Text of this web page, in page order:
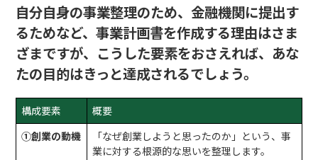
自分自身の事業整理のため、金融機関に提出す
るためなど、事業計画書を作成する理由はさま
ざまですが、こうした要素をおさえれば、あな
たの目的はきっと達成されるでしょう。
構成要素
概要
①創業の動機
「なぜ創業しようと思ったのか」という、事
業に対する根源的な思いを整理します。